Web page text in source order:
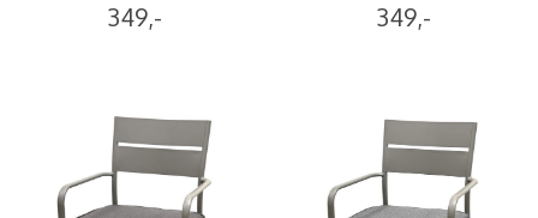
349,- 349,-